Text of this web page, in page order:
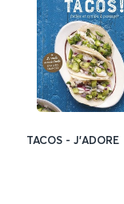
TACOS - J'ADORE